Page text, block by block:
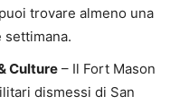
trovare almeno una
Culture – Il Fort Mason
dismessi di San